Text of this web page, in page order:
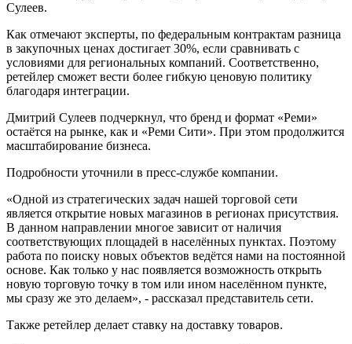
Сулеев.
Как отмечают эксперты, по федеральным контрактам разница
в закупочных ценах достигает 30%, если сравнивать с
условиями для региональных компаний. Соответственно,
ретейлер сможет вести более гибкую ценовую политику
благодаря интеграции.
Дмитрий Сулеев подчеркнул, что бренд и формат «Реми»
остаётся на рынке, как и «Реми Сити». При этом продолжится
масштабирование бизнеса.
Подробности уточнили в пресс-службе компании.
«Одной из стратегических задач нашей торговой сети
является открытие новых магазинов в регионах присутствия.
В данном направлении многое зависит от наличия
соответствующих площадей в населённых пунктах. Поэтому
работа по поиску новых объектов ведётся нами на постоянной
основе. Как только у нас появляется возможность открыть
новую торговую точку в том или ином населённом пункте,
мы сразу же это делаем», - рассказал представитель сети.
Также ретейлер делает ставку на доставку товаров.